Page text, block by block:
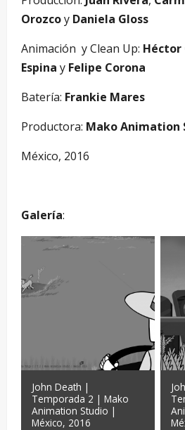
Orozcoy Daniela Gloss
Animación y Clean Up: Héctor
Espina y Felipe Corona
Batería: Frankie Mares
Productora: Mako Animation
México, 2016
Galería:
John Death |
Temporada 2 | Mako
Animation Studio |
México, 2016